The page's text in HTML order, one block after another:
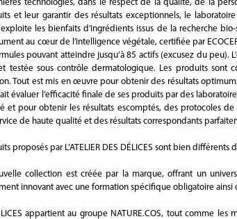
technologies, dans le respect de la qualité, de la
et leur garantir des résultats exceptionnels, le
exploite les bienfaits d’ingrédients issus de la recherche
au cœur de l’intelligence végétale, certifiée par
pouvant atteindre jusqu’à 85 actifs (excusez du peu).
testée sous contrôle dermatologique. Les produits sont
Tout est mis en œuvre pour obtenir des résultats
fait évaluer l’efficacité finale de ses produits par des
et pour obtenir les résultats escomptés, des protocoles
de haute qualité et des résultats correspondants
proposés par L’ATELIER DES DÉLICES sont bien
collection est créée par la marque, offrant un
innovant avec une formation spécifique obligatoire
appartient au groupe NATURE.COS, tout comme les